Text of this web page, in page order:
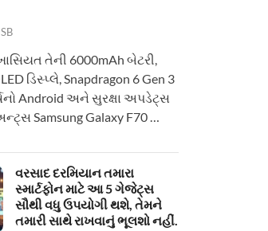
SB
તેની 6000mAh બેટરી,
ડિસ્પ્લે, Snapdragon 6 Gen 3
Android અને સુરક્ષા અપડેટ્સ
Samsung Galaxy F70 …
વરસાદ દરમિયાન તમારા
સ્માર્ટફોન માટે આ 5 ગેજેટ્સ
સૌથી વધુ ઉપયોગી થશે, તેમને
તમારી સાથે રાખવાનું ભૂલશો નહીં.